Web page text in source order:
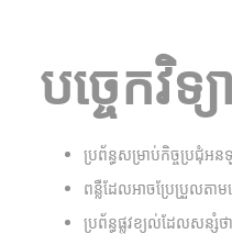
បច្ចេកវិទ្
ប្រព័ន្ធសម្រាប់​កិច្ចប្រជុំអ
ពន្លឺដែល​អាច​ប្រែប្រួល​តាម​
ប្រព័ន្ធផ្លូវខ្យល់​ដែល​សន្សំ​